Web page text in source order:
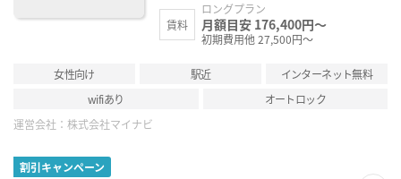
賃料
ロングプラン
月額目安 176,400円～
初期費用他 27,500円～
女性向け 駅近
インターネット無料
wifiあり
オートロック
運営会社： 株式会社マイナビ
割引キャンペーン